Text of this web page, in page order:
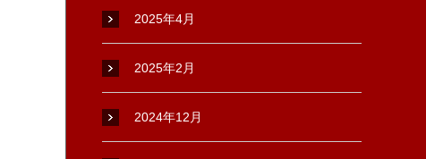
2025年4月
2025年2月
2024年12月